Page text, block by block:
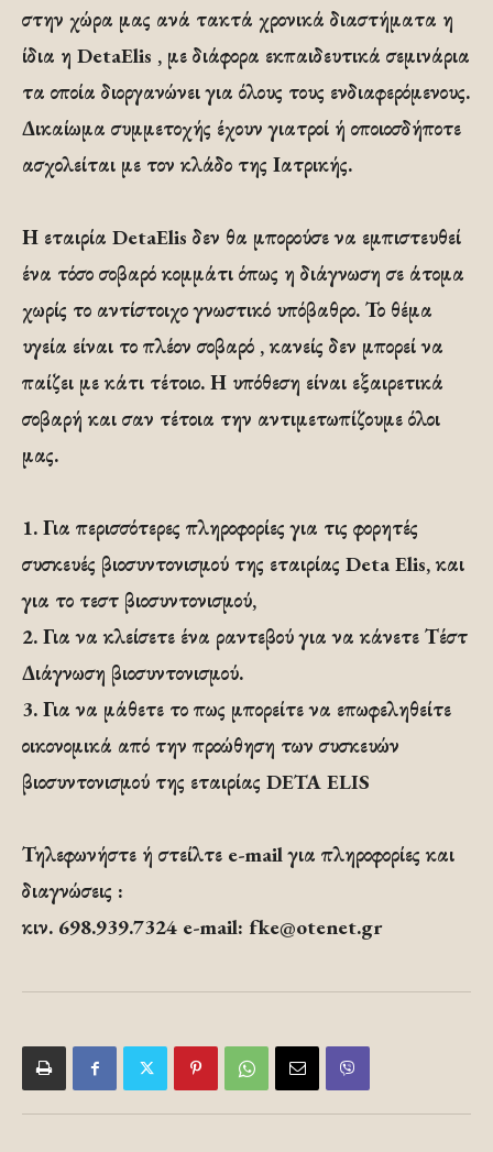
στην χώρα μας ανά τακτά χρονικά διαστήματα η
ίδια η DetaElis , με διάφορα εκπαιδευτικά σεμινάρια
τα οποία διοργανώνει για όλους τους ενδιαφερόμενους.
Δικαίωμα συμμετοχής έχουν γιατροί ή οποιοσδήποτε
ασχολείται με τον κλάδο της Ιατρικής.
Η εταιρία DetaElis δεν θα μπορούσε να εμπιστευθεί
ένα τόσο σοβαρό κομμάτι όπως η διάγνωση σε άτομα
χωρίς το αντίστοιχο γνωστικό υπόβαθρο. Το θέμα
υγεία είναι το πλέον σοβαρό , κανείς δεν μπορεί να
παίζει με κάτι τέτοιο. Η υπόθεση είναι εξαιρετικά
σοβαρή και σαν τέτοια την αντιμετωπίζουμε όλοι
μας.
1. Για περισσότερες πληροφορίες για τις φορητές
συσκευές βιοσυντονισμού της εταιρίας Deta Elis, και
για το τεστ βιοσυντονισμού,
2. Για να κλείσετε ένα ραντεβού για να κάνετε Τέστ
Διάγνωση βιοσυντονισμού.
3. Για να μάθετε το πως μπορείτε να επωφεληθείτε
οικονομικά από την προώθηση των συσκευών
βιοσυντονισμού της εταιρίας DETA ELIS
Τηλεφωνήστε ή στείλτε e-mail για πληροφορίες και
διαγνώσεις :
κιν. 698.939.7324 e-mail: fke@otenet.gr